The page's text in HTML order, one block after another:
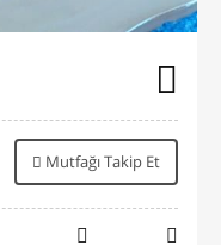
Mutfağı Takip Et